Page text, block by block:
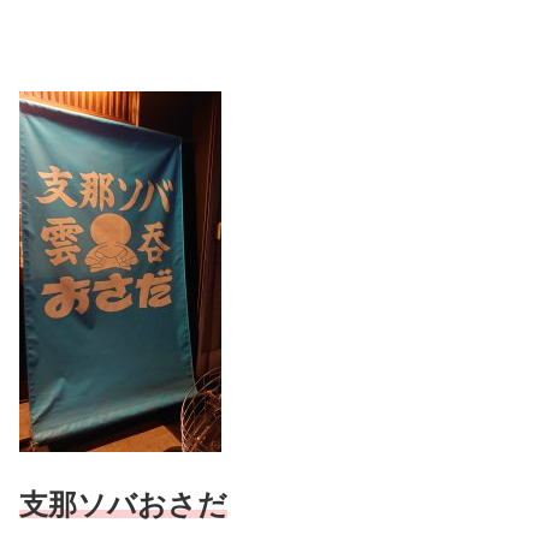
支那ソバおさだ